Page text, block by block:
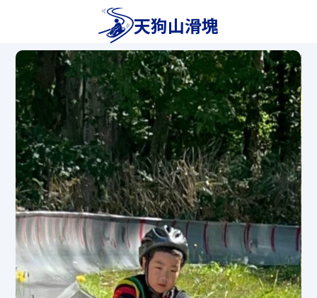
天狗山滑塊
4月25日（星期六）～5月22日（星期
五）、7月18日（星期六）～8月30日（星
期日）、10月13日（星期二）～11月3日
（星期二、假日）期間每天開放，僅週六
假日及其他假日開放。
（即使平日活動取消，滑塊也可能因天氣
或其他原因而開放。）
*我們將於11:30至12:30休息。
*不可預訂（以先到先得的原則接受預訂）
*[參加條件]對象年齡：小學生以上、身高
限制：120cm以上、體重限制120kg以下
*國中生（15歲以上）以下的情況下，需
要監護人（18歲以上）的同意。
*无法正确安装安全带的人无法使用此服
务。
*不允許穿著裙子、浴衣、容易脫下的鞋
子、高跟鞋、涼鞋和赤腳。